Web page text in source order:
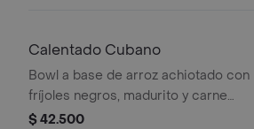
Calentado Cubano
Bowl a base de arroz achiotado con
fríjoles negros, madurito y carne
molida. Recomendado con adición de
$ 42.500